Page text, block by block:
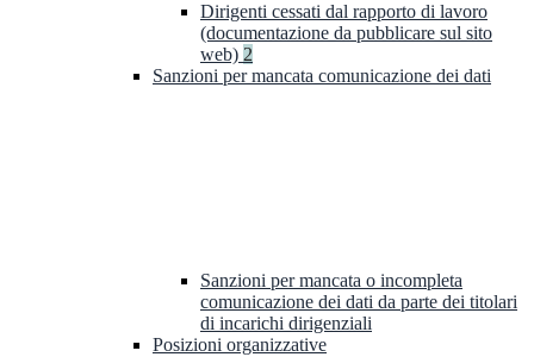
Dirigenti cessati dal rapporto di lavoro
(documentazione da pubblicare sul sito
web) 2
Sanzioni per mancata comunicazione dei dati
Sanzioni per mancata o incompleta
comunicazione dei dati da parte dei titolari
di incarichi dirigenziali
Posizioni organizzative